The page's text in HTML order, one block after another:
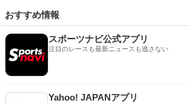
おすすめ情報
スポーツナビ公式アプリ
注目のレースも最新ニュースも逃さない
Yahoo! JAPANアプリ